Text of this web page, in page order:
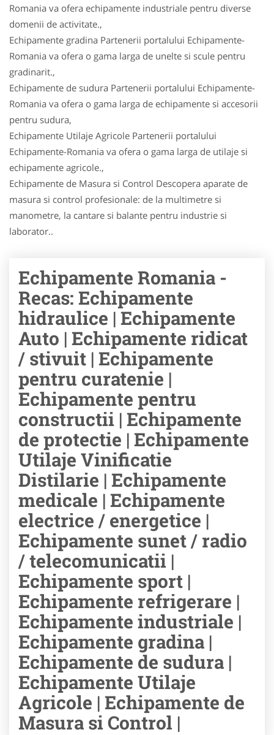
Romania va ofera echipamente industriale pentru diverse
domenii de activitate.,
Echipamente gradina Partenerii portalului Echipamente-
Romania va ofera o gama larga de unelte si scule pentru
gradinarit.,
Echipamente de sudura Partenerii portalului Echipamente-
Romania va ofera o gama larga de echipamente si accesorii
pentru sudura,
Echipamente Utilaje Agricole Partenerii portalului
Echipamente-Romania va ofera o gama larga de utilaje si
echipamente agricole.,
Echipamente de Masura si Control Descopera aparate de
masura si control profesionale: de la multimetre si
manometre, la cantare si balante pentru industrie si
laborator..
Echipamente Romania -
Recas: Echipamente
hidraulice | Echipamente
Auto | Echipamente ridicat
/ stivuit | Echipamente
pentru curatenie |
Echipamente pentru
constructii | Echipamente
de protectie | Echipamente
Utilaje Vinificatie
Distilarie | Echipamente
medicale | Echipamente
electrice / energetice |
Echipamente sunet / radio
/ telecomunicatii |
Echipamente sport |
Echipamente refrigerare |
Echipamente industriale |
Echipamente gradina |
Echipamente de sudura |
Echipamente Utilaje
Agricole | Echipamente de
Masura si Control |